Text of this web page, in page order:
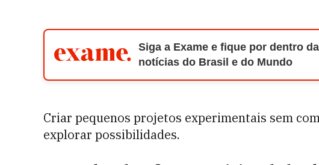
Siga a Exame e fique por dentro
notícias do Brasil e do Mundo
Criar pequenos projetos experimentais sem
explorar possibilidades.